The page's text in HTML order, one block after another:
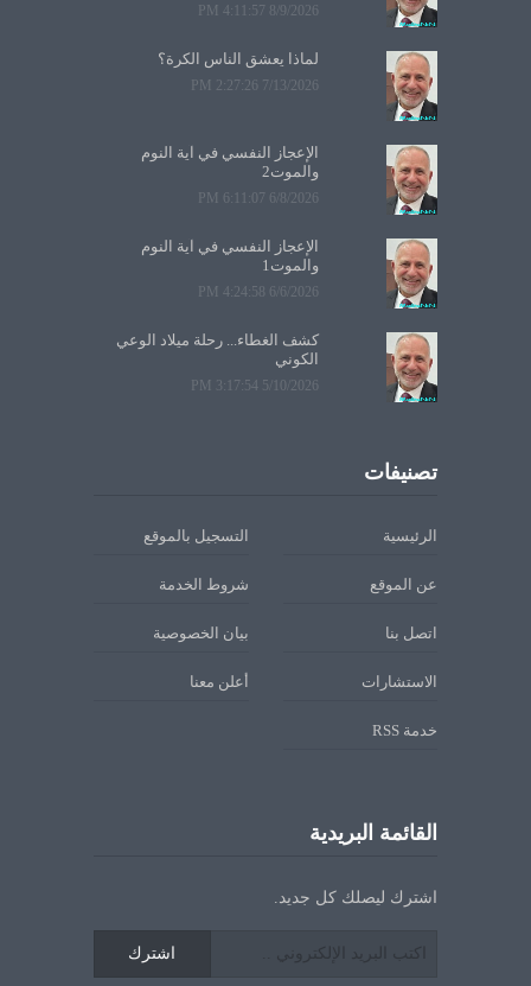
8/9/2026 4:11:57 PM
لماذا يعشق الناس الكرة؟
7/13/2026 2:27:26 PM
الإعجاز النفسي في آية النوم
والموت2
6/8/2026 6:11:07 PM
الإعجاز النفسي في آية النوم
والموت1
6/6/2026 4:24:58 PM
كشف الغطاء... رحلة ميلاد الوعي
الكوني
5/10/2026 3:17:54 PM
تصنيفات
الرئيسية التسجيل بالموقع
عن الموقع شروط الخدمة
اتصل بنا بيان الخصوصية
الاستشارات أعلن معنا
خدمة RSS
القائمة البريدية
اشترك ليصلك كل جديد.
اشترك